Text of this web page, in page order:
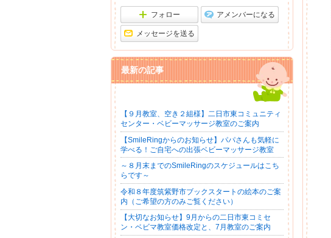
降
フォロー アメンバーになる
メッセージを送る
最新の記事
【９月教室、空き２組様】二日市東コミュニティ
センター・ベビーマッサージ教室のご案内
【SmileRingからのお知らせ】パパさんも気軽に
学べる！ご自宅への出張ベビーマッサージ教室
～８月末までのSmileRingのスケジュールはこち
らです～
令和８年度筑紫野市ブックスタートの絵本のご案
内（ご希望の方のみご覧ください）
【大切なお知らせ】9月からの二日市東コミセ
ン・ベビマ教室価格改定と、7月教室のご案内